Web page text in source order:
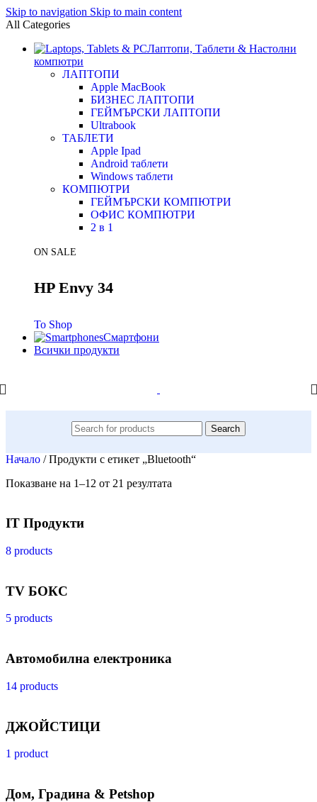
Skip to navigation Skip to main content
All Categories
Лаптопи, Таблети & Настолни
компютри
ЛАПТОПИ
Apple MacBook
БИЗНЕС ЛАПТОПИ
ГЕЙМЪРСКИ ЛАПТОПИ
Ultrabook
ТАБЛЕТИ
Apple Ipad
Android таблети
Windows таблети
КОМПЮТРИ
ГЕЙМЪРСКИ КОМПЮТРИ
ОФИС КОМПЮТРИ
2 в 1
ON SALE
HP Envy 34
To Shop
Смартфони
Всички продукти
Search
Начало / Продукти с етикет „Bluetooth“
Показване на 1–12 от 21 резултата
IT Продукти
8 products
TV БОКС
5 products
Автомобилна електроника
14 products
ДЖОЙСТИЦИ
1 product
Дом, Градина & Petshop